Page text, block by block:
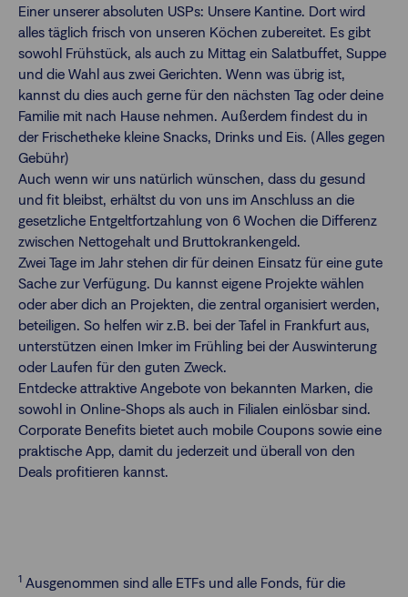
Einer unserer absoluten USPs: Unsere Kantine. Dort wird
alles täglich frisch von unseren Köchen zubereitet. Es gibt
sowohl Frühstück, als auch zu Mittag ein Salatbuffet, Suppe
und die Wahl aus zwei Gerichten. Wenn was übrig ist,
kannst du dies auch gerne für den nächsten Tag oder deine
Familie mit nach Hause nehmen. Außerdem findest du in
der Frischetheke kleine Snacks, Drinks und Eis. (Alles gegen
Gebühr)
Auch wenn wir uns natürlich wünschen, dass du gesund
und fit bleibst, erhältst du von uns im Anschluss an die
gesetzliche Entgeltfortzahlung von 6 Wochen die Differenz
zwischen Nettogehalt und Bruttokrankengeld.
Zwei Tage im Jahr stehen dir für deinen Einsatz für eine gute
Sache zur Verfügung. Du kannst eigene Projekte wählen
oder aber dich an Projekten, die zentral organisiert werden,
beteiligen. So helfen wir z.B. bei der Tafel in Frankfurt aus,
unterstützen einen Imker im Frühling bei der Auswinterung
oder Laufen für den guten Zweck.
Entdecke attraktive Angebote von bekannten Marken, die
sowohl in Online-Shops als auch in Filialen einlösbar sind.
Corporate Benefits bietet auch mobile Coupons sowie eine
praktische App, damit du jederzeit und überall von den
Deals profitieren kannst.
1 Ausgenommen sind alle ETFs und alle Fonds, für die